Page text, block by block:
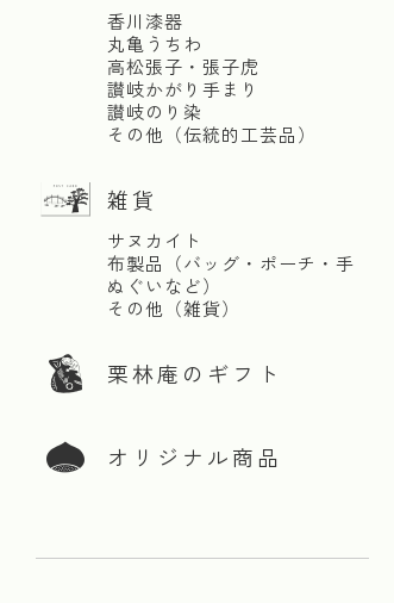
香川漆器
丸亀うちわ
高松張子・張子虎
讃岐かがり手まり
讃岐のり染
その他（伝統的工芸品）
雑貨
サヌカイト
布製品（バッグ・ポーチ・手
ぬぐいなど）
その他（雑貨）
栗林庵のギフト
オリジナル商品